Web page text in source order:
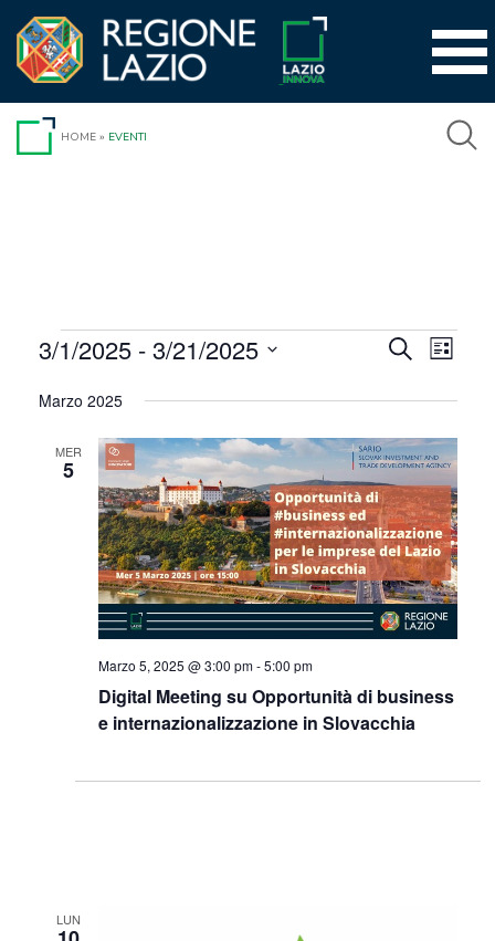
contenuto
HOME » EVENTI
Eventi
Eventi
Ricerca
e
viste
Cerca Lista
3/1/2025 - 3/21/2025
la
Marzo 2025
MER
5
Digital Meeting su Opportunità di business
e internazionalizzazione in Slovacchia
Marzo 5, 2025 @ 3:00 pm-5:00 pm
LUN